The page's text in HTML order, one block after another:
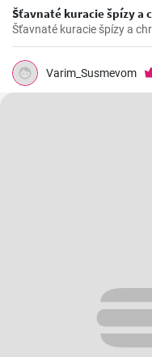
Šťavnaté kuracie špízy a
Šťavnaté kuracie špízy a
Varim_Susmevom